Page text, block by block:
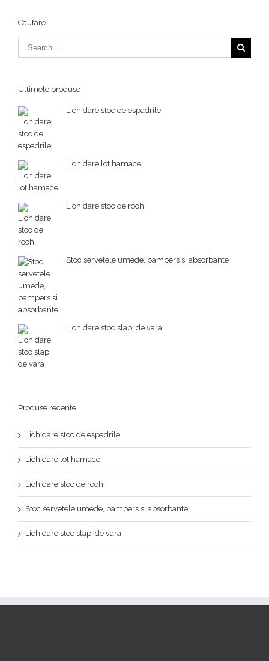
Cautare
Ultimele produse
Lichidare stoc de espadrile
Lichidare lot hamace
Lichidare stoc de rochii
Stoc servetele umede, pampers si absorbante
Lichidare stoc slapi de vara
Produse recente
Lichidare stoc de espadrile
Lichidare lot hamace
Lichidare stoc de rochii
Stoc servetele umede, pampers si absorbante
Lichidare stoc slapi de vara